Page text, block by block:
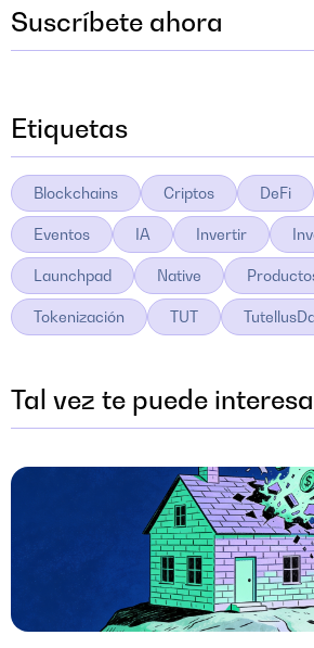
Suscríbete ahora
Etiquetas
Blockchains Criptos DeFi
Eventos IA Invertir
Launchpad Native
Tokenización TUT
Tal vez te puede